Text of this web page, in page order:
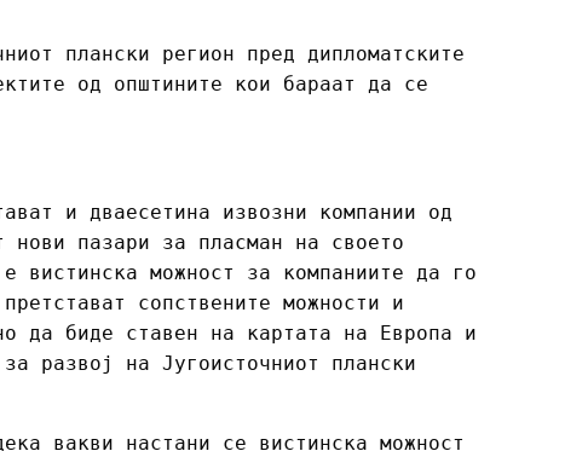
плански регион пред дипломатските
од општините кои бараат да се
и дваесетина извозни компании од
нови пазари за пласман на своето
вистинска можност за компаниите да го
сопствените можности и
да биде ставен на картата на Европа и
развој на Југоисточниот плански
вакви настани се вистинска можност